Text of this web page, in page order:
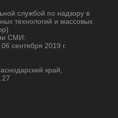
службой по надзору в
технологий и массовых
СМИ:
сентября 2019 г.
край,